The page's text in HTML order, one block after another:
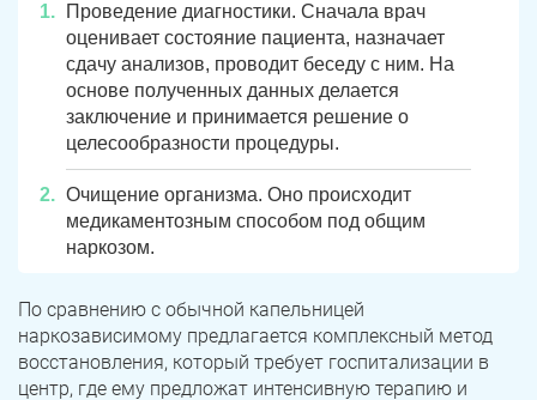
Проведение диагностики. Сначала врач
оценивает состояние пациента, назначает
сдачу анализов, проводит беседу с ним. На
основе полученных данных делается
заключение и принимается решение о
целесообразности процедуры.
Очищение организма. Оно происходит
медикаментозным способом под общим
наркозом.
По сравнению с обычной капельницей
наркозависимому предлагается комплексный метод
восстановления, который требует госпитализации в
центр, где ему предложат интенсивную терапию и
ПОЛУЧИТЬ ПОМОЩЬ
ЗАДАТЬ ВОПРОС
ПОЛУЧИТЬ ПОМОЩЬ
Касли Роза
Челябинск
Красногорский Нязепетровск
Первомайский Карабаш
ПОЛУЧИТЬ ПОМОЩЬ